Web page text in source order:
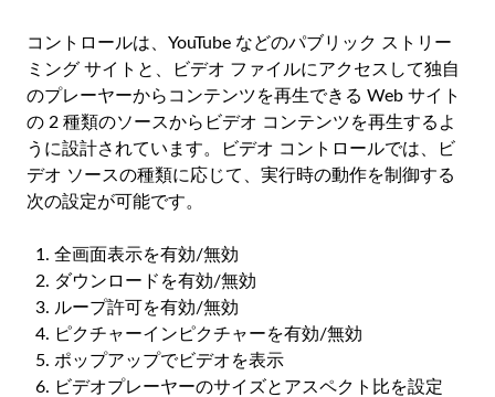
コントロールは、YouTube などのパブリック ストリー
ミング サイトと、ビデオ ファイルにアクセスして独自
のプレーヤーからコンテンツを再生できる Web サイト
の 2 種類のソースからビデオ コンテンツを再生するよ
うに設計されています。ビデオ コントロールでは、ビ
デオ ソースの種類に応じて、実行時の動作を制御する
次の設定が可能です。
全画面表示を有効/無効
ダウンロードを有効/無効
ループ許可を有効/無効
ピクチャーインピクチャーを有効/無効
ポップアップでビデオを表示
ビデオプレーヤーのサイズとアスペクト比を設定